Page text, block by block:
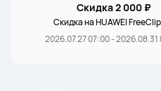
Скидка 2 000 ₽
Скидка на HUAWEI
2026.07.27 07:00 -